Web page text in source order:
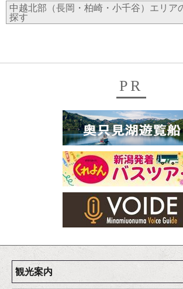
中越北部（長岡・柏崎・小千谷）エリア
探す
PR
観光案内